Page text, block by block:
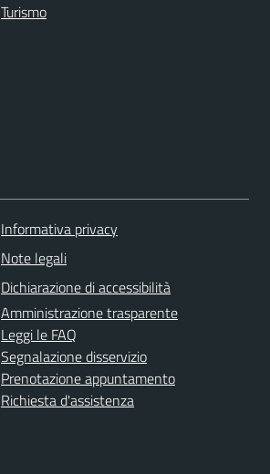
Turismo
Informativa privacy
Note legali
Dichiarazione di accessibilità
Amministrazione trasparente
Leggi le FAQ
Segnalazione disservizio
Prenotazione appuntamento
Richiesta d'assistenza